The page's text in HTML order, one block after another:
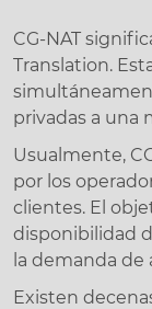
CG-NAT
Translation.
privadas a una
Usualmente,
por los
clientes. El
disponibilidad
la demanda
Existen